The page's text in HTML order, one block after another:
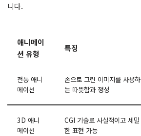
니다.
애니메이
션 유형
특징
전통 애니
메이션
손으로 그린 이미지를 사용하
는 따뜻함과 정성
3D 애니
메이션
CGI 기술로 사실적이고 세밀
한 표현 가능